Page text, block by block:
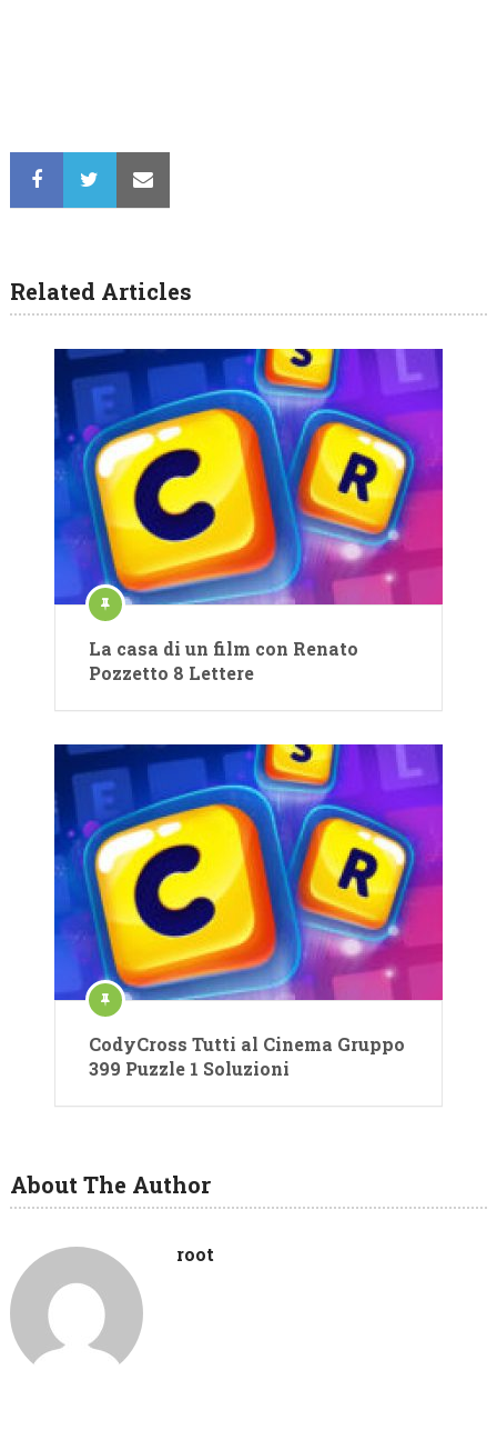
Related Articles
La casa di un film con Renato
Pozzetto 8 Lettere
CodyCross Tutti al Cinema Gruppo
399 Puzzle 1 Soluzioni
About The Author
root